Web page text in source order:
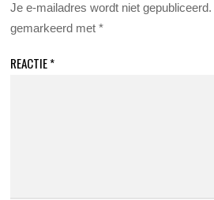
Je e-mailadres wordt niet gepubliceerd.
gemarkeerd met*
REACTIE*